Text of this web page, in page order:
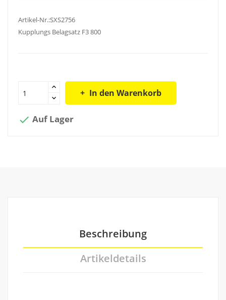
Artikel-Nr.:SXS2756
Kupplungs Belagsatz F3 800
In den Warenkorb
 Auf Lager
Beschreibung
Artikeldetails